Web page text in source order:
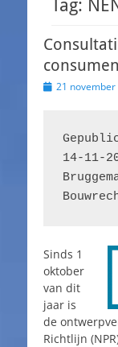
Tag:
Geplaatst
21 november
14-11-
Sinds 1
oktober
van dit
jaar is
de
Richtlijn